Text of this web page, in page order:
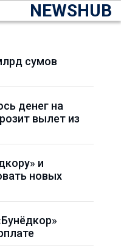
NEWSHUB
сумов
денег на
вылет из
и
новых